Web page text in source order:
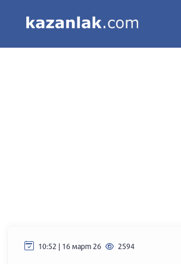
10:52 | 16 март 26 2594